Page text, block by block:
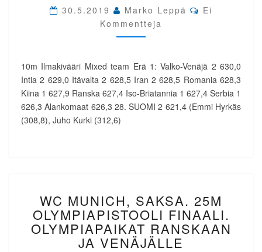
ERÄ
1.
SUOMI
(HYRKÄS/KURKI)
28.
30.5.2019 Marko Leppä Comments
Ei
Kommentteja
10m Ilmakivääri Mixed team Erä 1: Valko-Venäjä 2 630,0
Intia 2 629,0 Itävalta 2 628,5 Iran 2 628,5 Romania 628,3
Kiina 1 627,9 Ranska 627,4 Iso-Briatannia 1 627,4 Serbia 1
626,3 Alankomaat 626,3 28. SUOMI 2 621,4 (Emmi Hyrkäs
(308,8), Juho Kurki (312,6)
MUNICH,
SAKSA.
25M
OLYMPIAPISTOOLI
FINAALI.
WC MUNICH, SAKSA. 25M
OLYMPIAPISTOOLI FINAALI.
OLYMPIAPAIKAT RANSKAAN
JA VENÄJÄLLE